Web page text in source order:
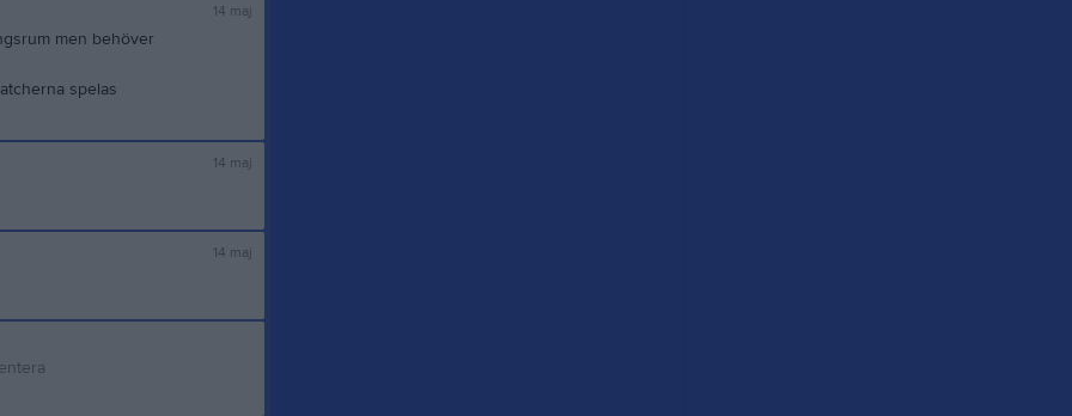
14 maj
men behöver
spelas
14 maj
14 maj